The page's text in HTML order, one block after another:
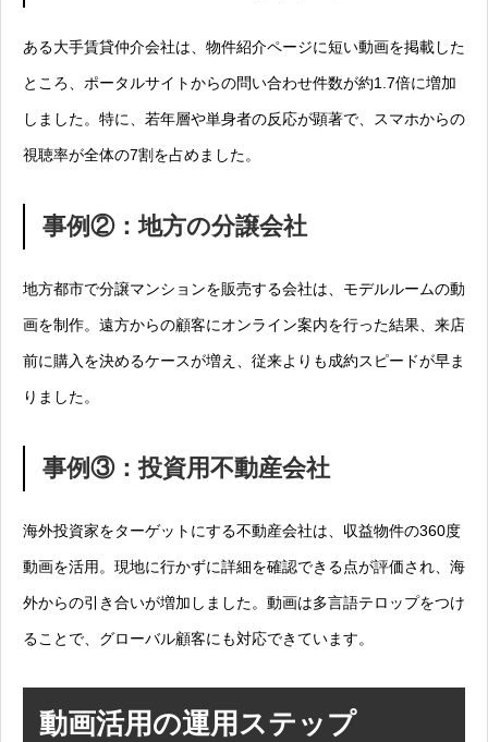
ある大手賃貸仲介会社は、物件紹介ページに短い動画を掲載した
ところ、ポータルサイトからの問い合わせ件数が約1.7倍に増加
しました。特に、若年層や単身者の反応が顕著で、スマホからの
視聴率が全体の7割を占めました。
事例②：地方の分譲会社
地方都市で分譲マンションを販売する会社は、モデルルームの動
画を制作。遠方からの顧客にオンライン案内を行った結果、来店
前に購入を決めるケースが増え、従来よりも成約スピードが早ま
りました。
事例③：投資用不動産会社
海外投資家をターゲットにする不動産会社は、収益物件の360度
動画を活用。現地に行かずに詳細を確認できる点が評価され、海
外からの引き合いが増加しました。動画は多言語テロップをつけ
ることで、グローバル顧客にも対応できています。
動画活用の運用ステップ